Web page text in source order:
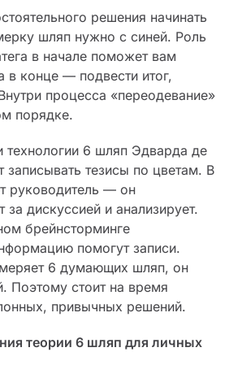
решения начинать
шляп нужно с синей. Роль
в начале поможет вам
в конце — подвести итог,
процесса «переодевание»
порядке.
технологии 6 шляп Эдварда де
записывать тезисы по цветам. В
руководитель — он
за дискуссией и анализирует.
брейнсторминге
помогут записи.
6 думающих шляп, он
Поэтому стоит на время
привычных решений.
теории 6 шляп для личных